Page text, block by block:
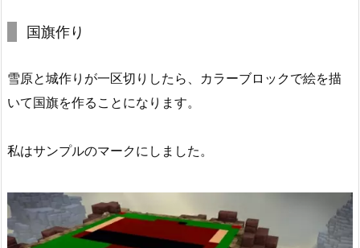
国旗作り
雪原と城作りが一区切りしたら、カラーブロックで絵を描
いて国旗を作ることになります。
私はサンプルのマークにしました。